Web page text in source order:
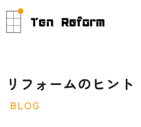
リ フ ォームのヒ ン ト
BLOG